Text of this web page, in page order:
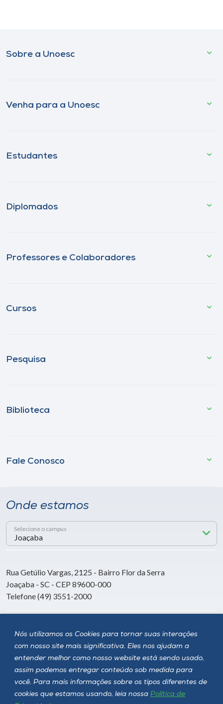
Nós utilizamos os Cookies para tornar suas interações
com nosso site mais significativa. Eles nos ajudam a
entender melhor como nosso website está sendo usado,
assim podemos entregar conteúdo sob medida para
você. Para mais informações sobre os tipos diferentes de
cookies que estamos usando, leia nossa Política de
Sobre a Unoesc
Venha para a Unoesc
Estudantes
Diplomados
Professores e Colaboradores
Cursos
Pesquisa
Biblioteca
Fale Conosco
Onde estamos
Selecione o campus
Rua Getúlio Vargas, 2125 - Bairro Flor da Serra
Joaçaba - SC - CEP 89600-000
Telefone (49) 3551-2000
Siga a Unoesc